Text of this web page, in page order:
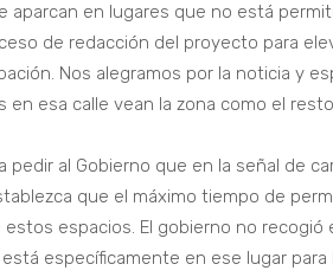
aparcan en lugares que no está
de redacción del proyecto para
Nos alegramos por la noticia y
en esa calle vean la zona como el
pedir al Gobierno que en la señal de
que el máximo tiempo de
espacios. El gobierno no
específicamente en ese lugar